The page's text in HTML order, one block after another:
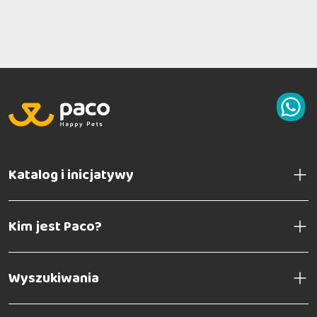
Katalog i inicjatywy
Kim jest Paco?
Wyszukiwania